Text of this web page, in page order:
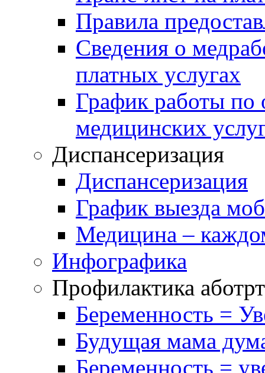
Правила
Сведения о
платных услугах
График работы по
медицинских
Диспансеризация
Диспансеризация
График выезда
Медицина –
Инфографика
Профилактика
Беременность =
Будущая мама
Беременность =